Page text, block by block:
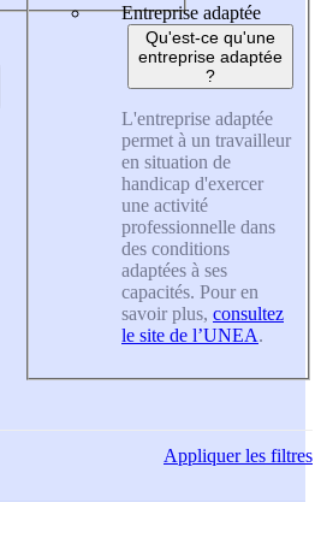
Entreprise adaptée
Qu'est-ce qu'une
entreprise adaptée
?
L'entreprise adaptée
permet à un travailleur
en situation de
handicap d'exercer
une activité
professionnelle dans
des conditions
adaptées à ses
capacités. Pour en
savoir plus, consultez
le site de l’UNEA.
Appliquerles filtres